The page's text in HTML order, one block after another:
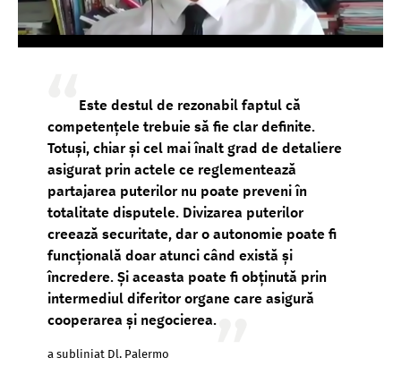
Este destul de rezonabil faptul că
competențele trebuie să fie clar definite.
Totuși, chiar și cel mai înalt grad de detaliere
asigurat prin actele ce reglementează
partajarea puterilor nu poate preveni în
totalitate disputele. Divizarea puterilor
creează securitate, dar o autonomie poate fi
funcțională doar atunci când există și
încredere. Și aceasta poate fi obținută prin
intermediul diferitor organe care asigură
cooperarea și negocierea.
a subliniat Dl. Palermo